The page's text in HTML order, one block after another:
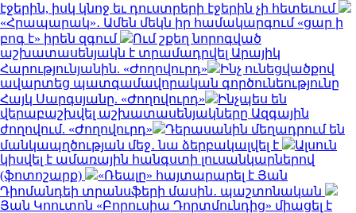
էջերին, իսկ կնոջ եւ դուստրերի էջերին չի հետեւում
«Հրապարակ»․ Ամեն մեկն իր համակարգում «ցար ի
բոգ է» իրեն զգում
Ում շքեղ նորոգված
աշխատասենյակն է տրամադրվել Արայիկ
Հարությունյանին. «Ժողովուրդ»
Ինչ ունեցվածքով
ավարտեց պատգամավորական գործունեությունը
Հայկ Սարգսյանը. «Ժողովուրդ»
Ինչպես են
վերաբաշխվել աշխատասենյակները Ազգային
ժողովում. «Ժողովուրդ»
Դերասանին մեղադրում են
մանկապղծության մեջ․ նա ձերբակալվել է
Ալսուն
կիսվել է ամառային հանգստի լուսանկարներով
(ֆոտոշարք)
«Ռեալը» հայտարարել է Յան
Դիոմանդեի տրանսֆերի մասին․ պաշտոնական
Յան Կոուտոն «Բորուսիա Դորտմունդից» միացել է